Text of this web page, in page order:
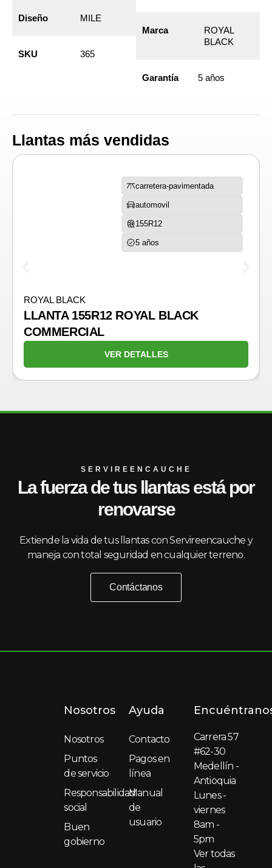
Diseño MILE
SKU 365
Marca
ROYAL
BLACK
Garantía 5 años
Llantas más vendidas
carretera-pavimentada
automovil
155R12
5 años
ROYAL BLACK
LLANTA 155R12 ROYAL BLACK
COMMERCIAL
VER DETALLES
SERVIREENCAUCHE
La fuerza de tus llantas está por
renovarse
Extiende la vida de tus llantas con Servireencauche y
maneja con total seguridad en cualquier terreno.
Contáctanos
Nosotros
Nosotros
Puntos
de servicio
Responsabilidad
social
Buen
gobierno
Ayuda
Contacto
Pagos en
línea
Manual
de
usuario
Carrera 57
#62-30
Medellín -
Antioquia
Lunes -
viernes
8am -
5pm
Ver todas